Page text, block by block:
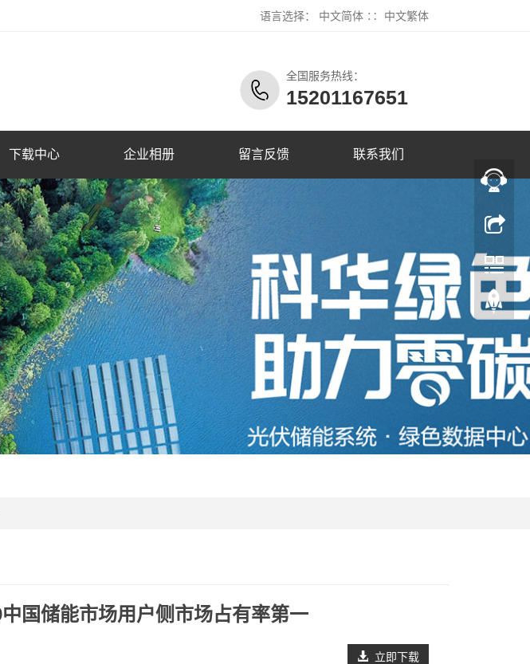
语言选择： 中文简体 ∷ 中文繁体
全国服务热线：
15201167651
下载中心 企业相册 留言反馈 联系我们
国储能市场用户侧市场占有率第一
立即下载